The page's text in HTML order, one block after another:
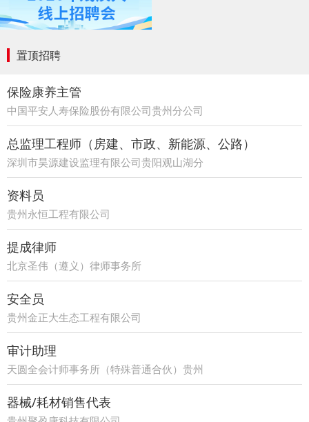
置顶招聘
保险康养主管
中国平安人寿保险股份有限公司贵州分公司
21部
总监理工程师（房建、市政、新能源、公路）
深圳市昊源建设监理有限公司贵阳观山湖分
公司
资料员
贵州永恒工程有限公司
提成律师
北京圣伟（遵义）律师事务所
安全员
贵州金正大生态工程有限公司
审计助理
天圆全会计师事务所（特殊普通合伙）贵州
分所
器械/耗材销售代表